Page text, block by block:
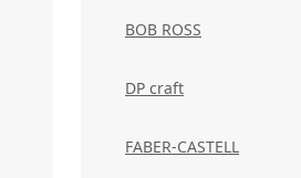
BOB ROSS
DP craft
FABER-CASTELL